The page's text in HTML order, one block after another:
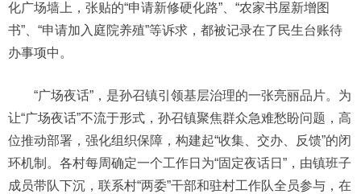
化广场墙上，张贴的“申请新修硬化路”、“农家书屋新增图
书”、“申请加入庭院养殖”等诉求，都被记录在了民生台账待
办事项中。
“广场夜话”，是孙召镇引领基层治理的一张亮丽品片。为
让“广场夜话”不流于形式，孙召镇聚焦群众急难愁盼问题，高
位推动部署，强化组织保障，构建起“收集、交办、反馈”的闭
环机制。各村每周确定一个工作日为“固定夜话日”，由镇班子
成员带队下沉，联系村“两委”干部和驻村工作队全员参与，在